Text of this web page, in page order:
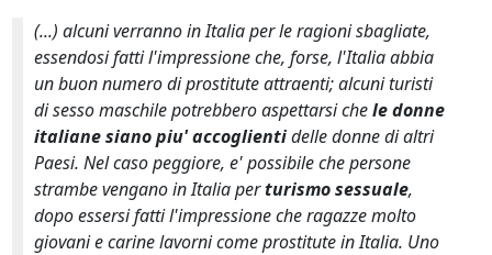
(...) alcuni verranno in Italia per le ragioni sbagliate,
essendosi fatti l'impressione che, forse, l'Italia abbia
un buon numero di prostitute attraenti; alcuni turisti
di sesso maschile potrebbero aspettarsi chele donne
italiane siano piu' accoglientidelle donne di altri
Paesi. Nel caso peggiore, e' possibile che persone
strambe vengano in Italia perturismo sessuale,
dopo essersi fatti l'impressione che ragazze molto
giovani e carine lavorni come prostitute in Italia. Uno